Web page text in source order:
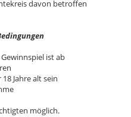
davon betroffen
ist ab
Jahre alt sein
möglich.